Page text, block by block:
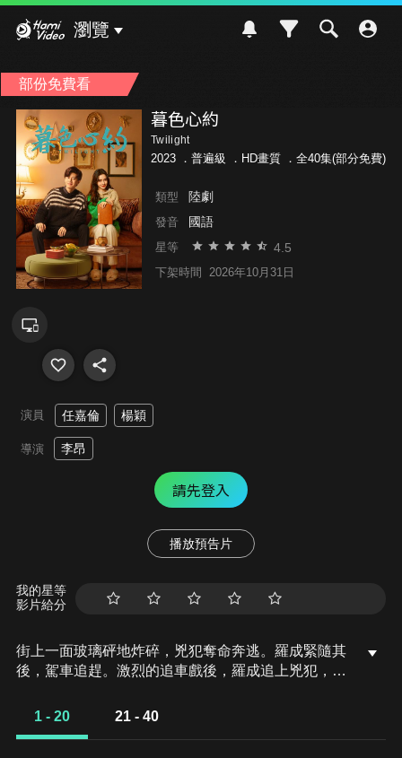
瀏覽
部份免費看
暮色心約
Twilight
2023 ． 普遍級 ．HD畫質 ．全40集(部分免費)
類型 陸劇
發音 國語
星等 4.5
下架時間 2026年10月31日
演員 任嘉倫 楊穎
導演 李昂
請先登入
播放預告片
我的星等
影片給分
街上一面玻璃砰地炸碎，兇犯奪命奔逃。羅成緊隨其
後，駕車追趕。激烈的追車戲後，羅成追上兇犯，問
質，卻陷入匪徒重重包圍……祁連山從劇本中回神，
1 - 20 21 - 40